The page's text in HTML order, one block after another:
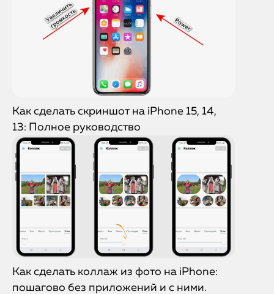
Как сделать скриншот на iPhone 15, 14,
13: Полное руководство
Как сделать коллаж из фото на iPhone:
пошагово без приложений и с ними.